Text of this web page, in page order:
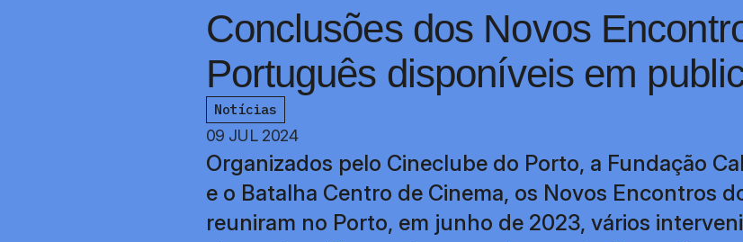
Conclusões dos Novos
Português disponíveis em
Notícias
09 JUL 2024
Organizados pelo Cineclube do Porto, a Fundação
e o Batalha Centro de Cinema, os Novos Encontros
reuniram no Porto, em junho de 2023, vários